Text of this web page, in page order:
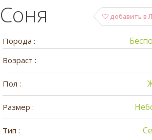
добавить в
Соня
Порода :
Возраст :
Пол :
Размер :
Тип :